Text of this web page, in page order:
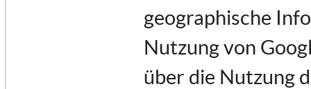
geographische
Nutzung von
über die Nutzung